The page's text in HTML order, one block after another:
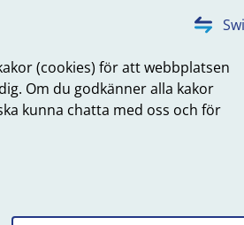
(cookies) för att webbplatsen
Om du godkänner alla kakor
kunna chatta med oss och för